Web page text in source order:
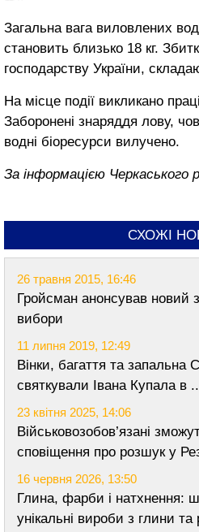
Загальна вага виловлених
становить близько 18 кг.
господарству України,
На місце події викликано
Заборонені знаряддя лову,
водні біоресурси вилучено.
За інформацією Черкаського
СХОЖІ
26 травня 2015, 16:46
Гройсман анонсував новий
вибори
11 липня 2019, 12:49
Вінки, багаття та запальна
святкували Івана Купала в
23 квітня 2025, 14:06
Військовозобов’язані
сповіщення про розшук у
16 червня 2026, 13:50
Глина, фарби і натхнення:
унікальні вироби з глини та